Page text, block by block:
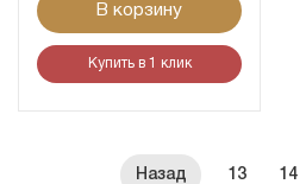
В корзину
Купить в 1 клик
13 14